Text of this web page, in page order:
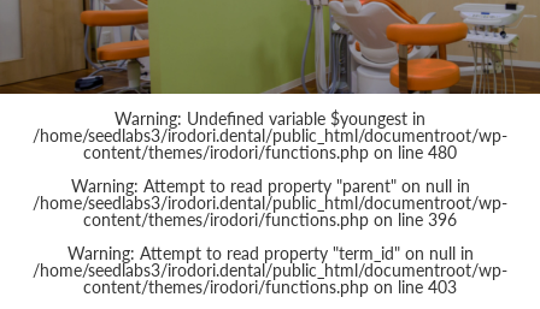
Warning: Undefined variable $youngest in
/home/seedlabs3/irodori.dental/public_html/documentroot/wp-
content/themes/irodori/functions.php on line 480
Warning: Attempt to read property "parent" on null in
/home/seedlabs3/irodori.dental/public_html/documentroot/wp-
content/themes/irodori/functions.php on line 396
Warning: Attempt to read property "term_id" on null in
/home/seedlabs3/irodori.dental/public_html/documentroot/wp-
content/themes/irodori/functions.php on line 403